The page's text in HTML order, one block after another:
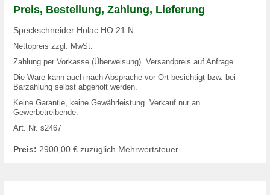
Preis, Bestellung, Zahlung, Lieferung
Speckschneider Holac HO 21 N
Nettopreis zzgl. MwSt.
Zahlung per Vorkasse (Überweisung). Versandpreis auf Anfrage.
Die Ware kann auch nach Absprache vor Ort besichtigt bzw. bei
Barzahlung selbst abgeholt werden.
Keine Garantie, keine Gewährleistung. Verkauf nur an
Gewerbetreibende.
Art. Nr. s2467
Preis: 2900,00 € zuzüglich Mehrwertsteuer